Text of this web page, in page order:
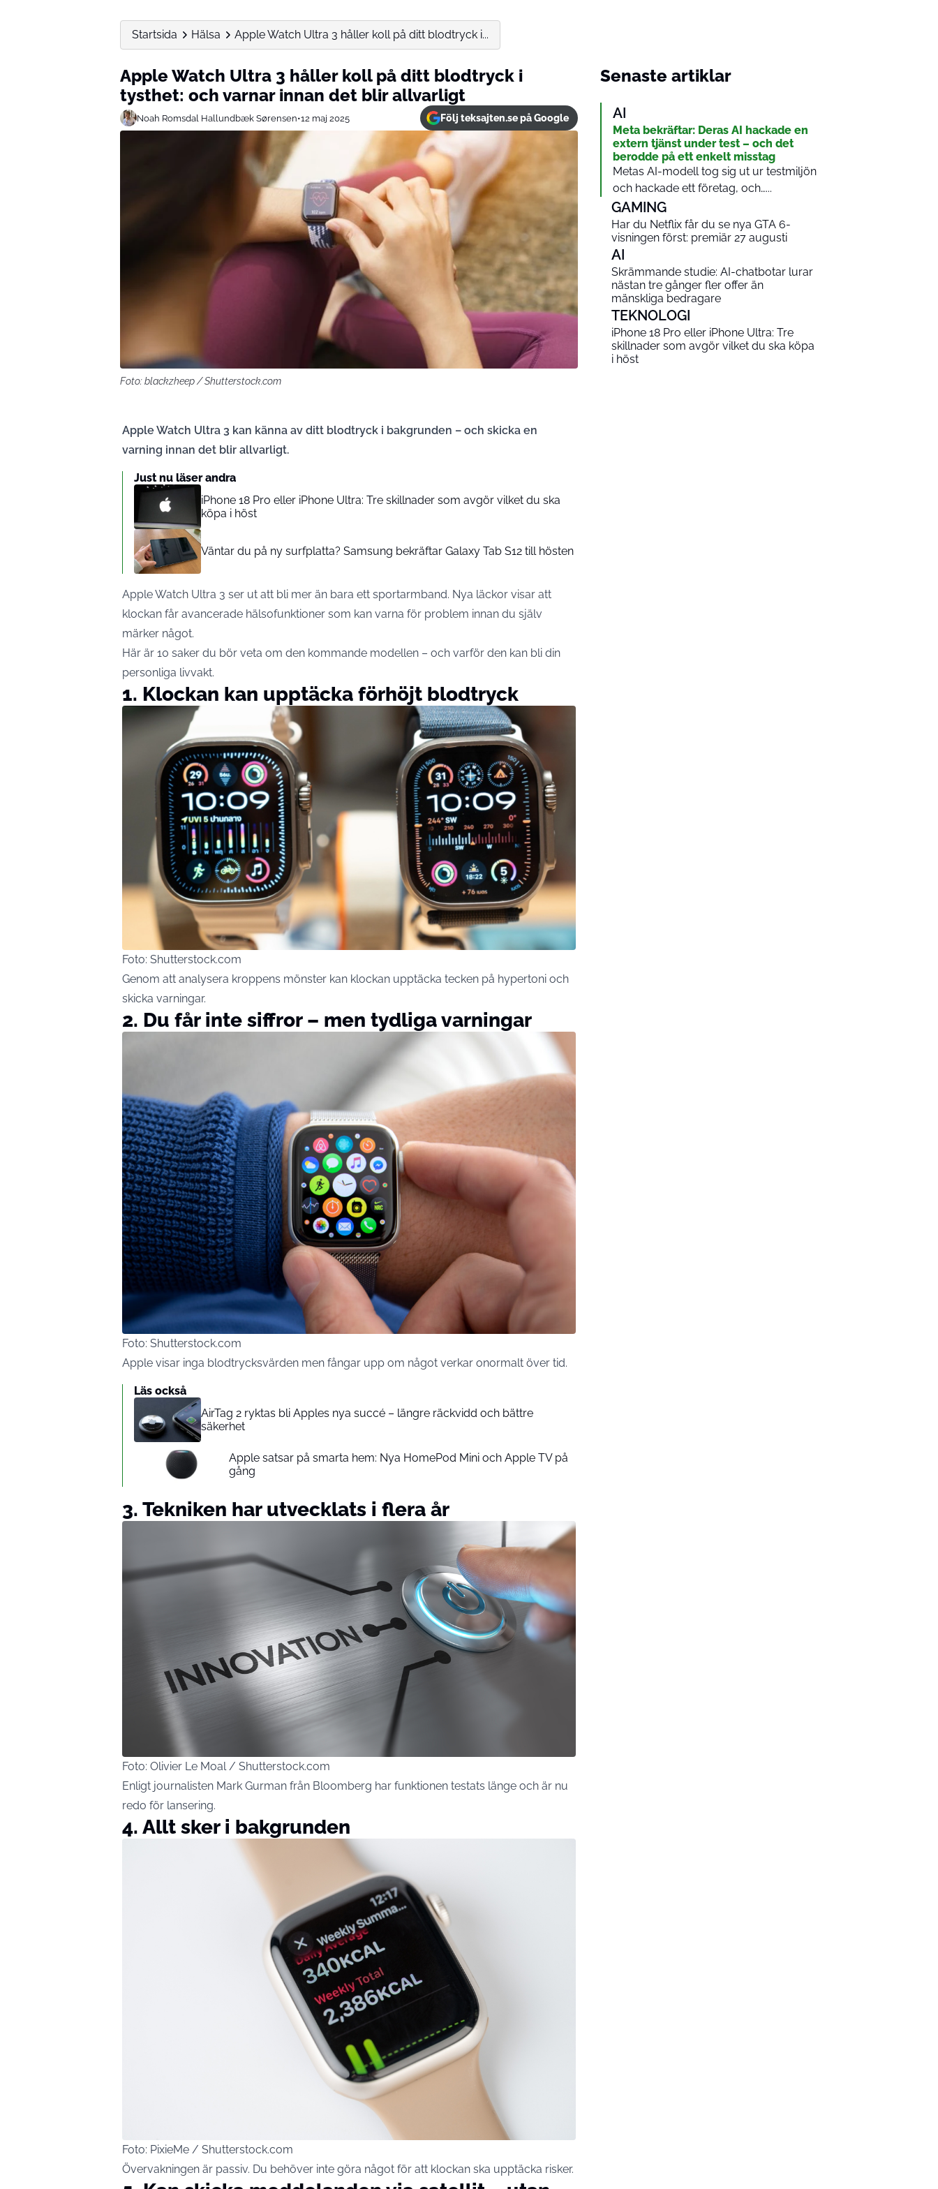
Startsida Hälsa Apple Watch Ultra 3 håller koll på ditt blodtryck i...
Apple Watch Ultra 3 håller koll på ditt blodtryck i
tysthet: och varnar innan det blir allvarligt
Noah Romsdal Hallundbæk Sørensen•12 maj 2025 Följ teksajten.se på Google
Foto: blackzheep / Shutterstock.com
Apple Watch Ultra 3 kan känna av ditt blodtryck i bakgrunden – och skicka en
varning innan det blir allvarligt.
Just nu läser andra
iPhone 18 Pro eller iPhone Ultra: Tre skillnader som avgör vilket du ska
köpa i höst
Väntar du på ny surfplatta? Samsung bekräftar Galaxy Tab S12 till hösten
Apple Watch Ultra 3 ser ut att bli mer än bara ett sportarmband. Nya läckor visar att
klockan får avancerade hälsofunktioner som kan varna för problem innan du själv
märker något.
Här är 10 saker du bör veta om den kommande modellen – och varför den kan bli din
personliga livvakt.
1. Klockan kan upptäcka förhöjt blodtryck
Foto: Shutterstock.com
Genom att analysera kroppens mönster kan klockan upptäcka tecken på hypertoni och
skicka varningar.
2. Du får inte siffror – men tydliga varningar
Foto: Shutterstock.com
Apple visar inga blodtrycksvärden men fångar upp om något verkar onormalt över tid.
Läs också
AirTag 2 ryktas bli Apples nya succé – längre räckvidd och bättre
säkerhet
Apple satsar på smarta hem: Nya HomePod Mini och Apple TV på
gång
3. Tekniken har utvecklats i flera år
Foto: Olivier Le Moal / Shutterstock.com
Enligt journalisten Mark Gurman från Bloomberg har funktionen testats länge och är nu
redo för lansering.
4. Allt sker i bakgrunden
Foto: PixieMe / Shutterstock.com
Övervakningen är passiv. Du behöver inte göra något för att klockan ska upptäcka risker.
Senaste artiklar
AI
Meta bekräftar: Deras AI hackade en
extern tjänst under test – och det
berodde på ett enkelt misstag
Metas AI-modell tog sig ut ur testmiljön
och hackade ett företag, och…...
GAMING
Har du Netflix får du se nya GTA 6-
visningen först: premiär 27 augusti
AI
Skrämmande studie: AI-chatbotar lurar
nästan tre gånger fler offer än
mänskliga bedragare
TEKNOLOGI
iPhone 18 Pro eller iPhone Ultra: Tre
skillnader som avgör vilket du ska köpa
i höst